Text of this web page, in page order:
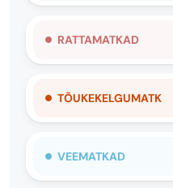
RATTAMATKAD
TÕUKEKELGUMATK
VEEMATKAD